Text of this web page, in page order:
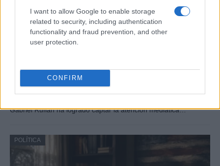
I want to allow Google to enable storage
related to security, including authentication
functionality and fraud prevention, and other
user protection.
CONFIRM
El impacto de la iniciativa de Gabriel
Rufián en el panorama político español
Gabriel Rufián ha logrado captar la atención mediática…
POLÍTICA